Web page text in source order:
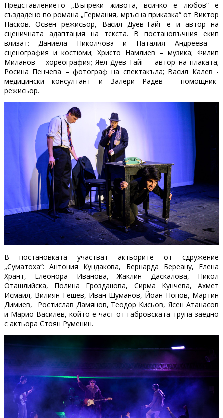
Представлението „Въпреки живота, всичко е любов“ е
създадено по романа „Германия, мръсна приказка“ от Виктор
Пасков. Освен режисьор, Васил Дуев-Тайг е и автор на
сценичната адаптация на текста. В постановъчния екип
влизат: Даниела Николчова и Наталия Андреева -
сценография и костюми; Христо Намлиев – музика; Филип
Миланов – хореография; Яел Дуев-Тайг – автор на плаката;
Росина Пенчева – фотограф на спектакъла; Васил Калев -
медицински консултант и Валери Радев - помощник-
режисьор.
В постановката участват актьорите от сдружение
„Суматоха“: Антония Кундакова, Бернарда Береану, Елена
Хрант, Елеонора Иванова, Жаклин Даскалова, Никол
Оташлийска, Полина Грозданова, Сирма Кунчева, Ахмет
Исмаил, Вилиян Гешев, Иван Шуманов, Йоан Попов, Мартин
Димиев, Ростислав Дамянов, Теодор Кисьов, Ясен Атанасов
и Марио Василев, който е част от габровската трупа заедно
с актьора Стоян Руменин.